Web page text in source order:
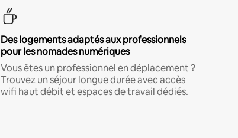
Des logements adaptés aux professionnels
pour les nomades numériques
Vous êtes un professionnel en déplacement ?
Trouvez un séjour longue durée avec accès
wifi haut débit et espaces de travail dédiés.